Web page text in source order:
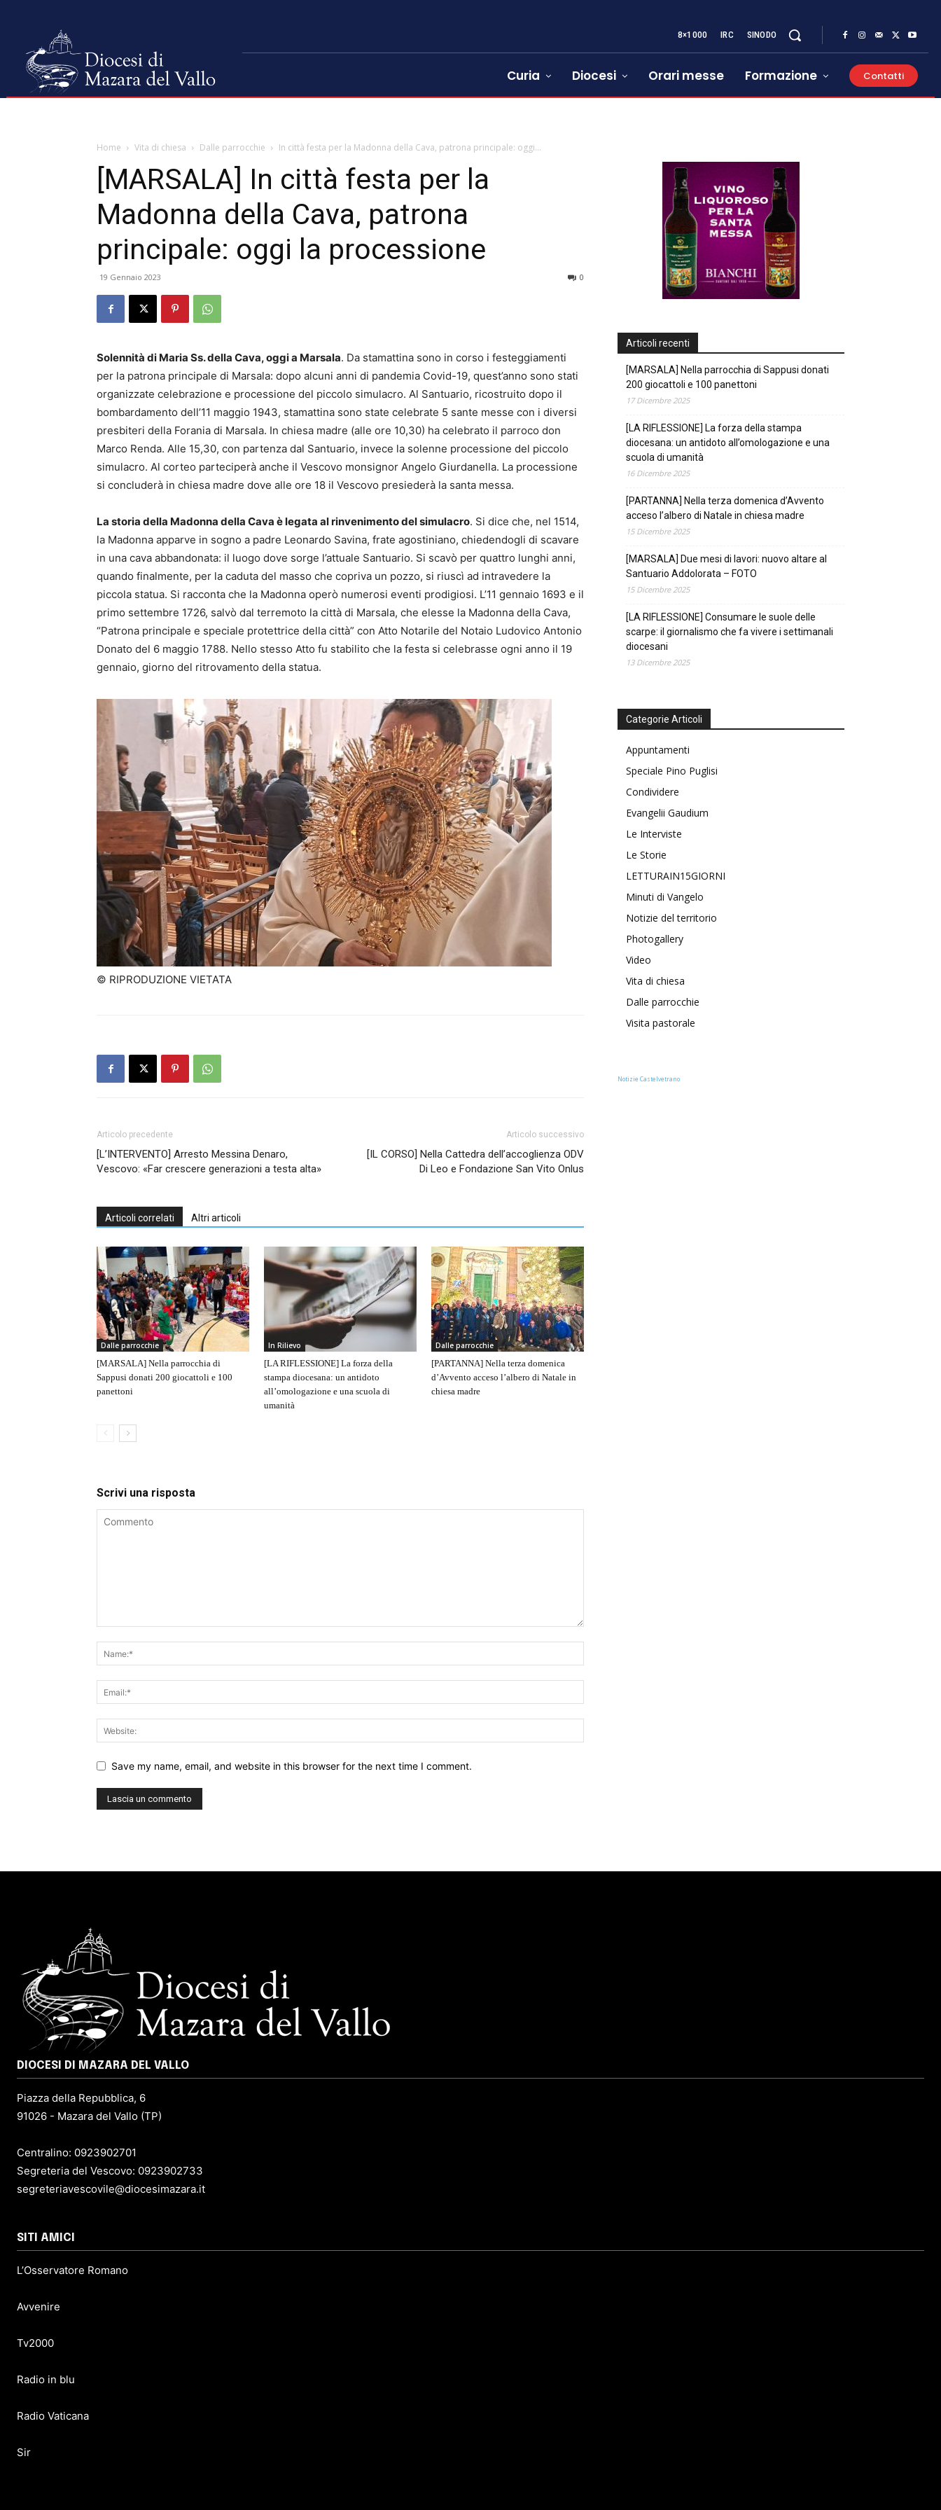
8×1000 IRC SINODO
Curia Diocesi Orari messe Formazione Contatti
Home Vita di chiesa Dalle parrocchie In città festa per la Madonna della Cava, patrona principale: oggi...
[MARSALA] In città festa per la
Madonna della Cava, patrona
principale: oggi la processione
19 Gennaio 2023 0
Solennità di Maria Ss. della Cava, oggi a Marsala. Da stamattina sono in corso i festeggiamenti
per la patrona principale di Marsala: dopo alcuni anni di pandemia Covid-19, quest’anno sono stati
organizzate celebrazione e processione del piccolo simulacro. Al Santuario, ricostruito dopo il
bombardamento dell’11 maggio 1943, stamattina sono state celebrate 5 sante messe con i diversi
presbiteri della Forania di Marsala. In chiesa madre (alle ore 10,30) ha celebrato il parroco don
Marco Renda. Alle 15,30, con partenza dal Santuario, invece la solenne processione del piccolo
simulacro. Al corteo parteciperà anche il Vescovo monsignor Angelo Giurdanella. La processione
si concluderà in chiesa madre dove alle ore 18 il Vescovo presiederà la santa messa.
La storia della Madonna della Cava è legata al rinvenimento del simulacro. Si dice che, nel 1514,
la Madonna apparve in sogno a padre Leonardo Savina, frate agostiniano, chiedendogli di scavare
in una cava abbandonata: il luogo dove sorge l’attuale Santuario. Si scavò per quattro lunghi anni,
quando finalmente, per la caduta del masso che copriva un pozzo, si riuscì ad intravedere la
piccola statua. Si racconta che la Madonna operò numerosi eventi prodigiosi. L’11 gennaio 1693 e il
primo settembre 1726, salvò dal terremoto la città di Marsala, che elesse la Madonna della Cava,
“Patrona principale e speciale protettrice della città” con Atto Notarile del Notaio Ludovico Antonio
Donato del 6 maggio 1788. Nello stesso Atto fu stabilito che la festa si celebrasse ogni anno il 19
gennaio, giorno del ritrovamento della statua.
© RIPRODUZIONE VIETATA
Articolo precedente
[L’INTERVENTO] Arresto Messina Denaro,
Vescovo: «Far crescere generazioni a testa alta»
Articolo successivo
[IL CORSO] Nella Cattedra dell’accoglienza ODV
Di Leo e Fondazione San Vito Onlus
Articoli correlati Altri articoli
Dalle parrocchie
[MARSALA] Nella parrocchia di
Sappusi donati 200 giocattoli e 100
panettoni
In Rilievo
[LA RIFLESSIONE] La forza della
stampa diocesana: un antidoto
all’omologazione e una scuola di
umanità
Dalle parrocchie
[PARTANNA] Nella terza domenica
d’Avvento acceso l’albero di Natale in
chiesa madre
Scrivi una risposta
Save my name, email, and website in this browser for the next time I comment.
Articoli recenti
[MARSALA] Nella parrocchia di Sappusi donati
200 giocattoli e 100 panettoni
17 Dicembre 2025
[LA RIFLESSIONE] La forza della stampa
diocesana: un antidoto all’omologazione e una
scuola di umanità
16 Dicembre 2025
[PARTANNA] Nella terza domenica d’Avvento
acceso l’albero di Natale in chiesa madre
15 Dicembre 2025
[MARSALA] Due mesi di lavori: nuovo altare al
Santuario Addolorata – FOTO
15 Dicembre 2025
[LA RIFLESSIONE] Consumare le suole delle
scarpe: il giornalismo che fa vivere i settimanali
diocesani
13 Dicembre 2025
Categorie Articoli
Appuntamenti
Speciale Pino Puglisi
Condividere
Evangelii Gaudium
Le Interviste
Le Storie
LETTURAIN15GIORNI
Minuti di Vangelo
Notizie del territorio
Photogallery
Video
Vita di chiesa
Dalle parrocchie
Visita pastorale
Notizie Castelvetrano
DIOCESI DI MAZARA DEL VALLO
Piazza della Repubblica, 6
91026 - Mazara del Vallo (TP)
Centralino: 0923902701
Segreteria del Vescovo: 0923902733
segreteriavescovile@diocesimazara.it
SITI AMICI
L’Osservatore Romano
Avvenire
Tv2000
Radio in blu
Radio Vaticana
Sir